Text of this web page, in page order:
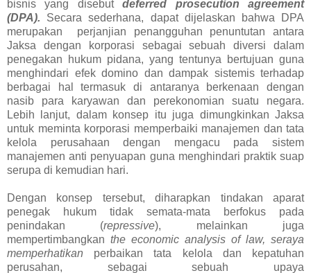
bisnis yang disebutdeferred prosecution agreement
(DPA). Secara sederhana, dapat dijelaskan bahwa DPA
merupakan perjanjian penangguhan penuntutan antara
Jaksa dengan korporasi sebagai sebuah diversi dalam
penegakan hukum pidana, yang tentunya bertujuan guna
menghindari efek domino dan dampak sistemis terhadap
berbagai hal termasuk di antaranya berkenaan dengan
nasib para karyawan dan perekonomian suatu negara.
Lebih lanjut, dalam konsep itu juga dimungkinkan Jaksa
untuk meminta korporasi memperbaiki manajemen dan tata
kelola perusahaan dengan mengacu pada sistem
manajemen anti penyuapan guna menghindari praktik suap
serupa di kemudian hari.
Dengan konsep tersebut, diharapkan tindakan aparat
penegak hukum tidak semata-mata berfokus pada
penindakan (repressive), melainkan juga
mempertimbangkan the economic analysis of law, seraya
memperhatikan perbaikan tata kelola dan kepatuhan
perusahan, sebagai sebuah upaya